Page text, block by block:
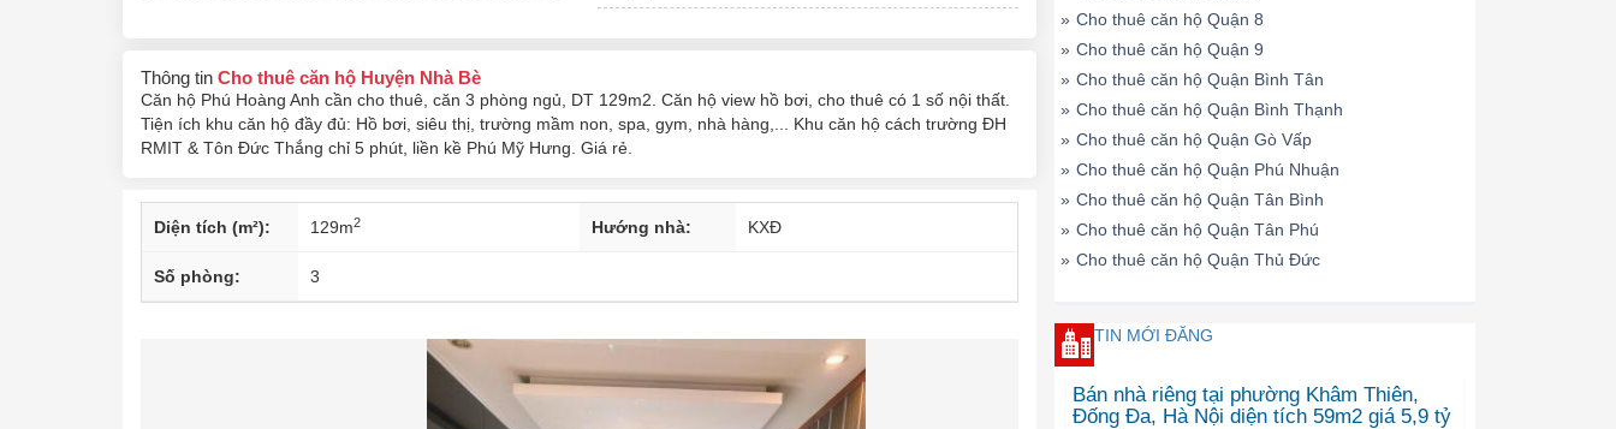
Thông tin Cho thuê căn hộ Huyện Nhà Bè
Căn hộ Phú Hoàng Anh cần cho thuê, căn 3 phòng ngủ, DT 129m2. Căn hộ view hồ bơi, cho thuê có 1 số nội thất.
Tiện ích khu căn hộ đầy đủ: Hồ bơi, siêu thị, trường mầm non, spa, gym, nhà hàng,... Khu căn hộ cách trường ĐH
RMIT & Tôn Đức Thắng chỉ 5 phút, liền kề Phú Mỹ Hưng. Giá rẻ.
Diện tích (m²): 129m2 Hướng nhà: KXĐ
Số phòng: 3
» Cho thuê căn hộ Quận 8
» Cho thuê căn hộ Quận 9
» Cho thuê căn hộ Quận Bình Tân
» Cho thuê căn hộ Quận Bình Thạnh
» Cho thuê căn hộ Quận Gò Vấp
» Cho thuê căn hộ Quận Phú Nhuận
» Cho thuê căn hộ Quận Tân Bình
» Cho thuê căn hộ Quận Tân Phú
» Cho thuê căn hộ Quận Thủ Đức
TIN MỚI ĐĂNG
Bán nhà riêng tại phường Khâm Thiên,
Đống Đa, Hà Nội diện tích 59m2 giá 5,9 tỷ